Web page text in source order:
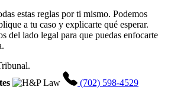
estas reglas por ti mismo. Podemos
a tu caso y explicarte qué esperar.
del lado legal para que puedas enfocarte
(702) 598-4529